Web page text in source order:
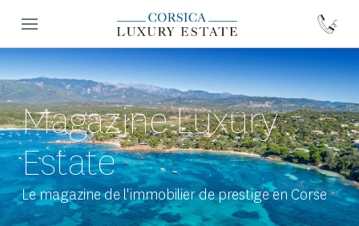
Magazine Luxury
Estate
Le magazine de l'immobilier de prestige en Corse